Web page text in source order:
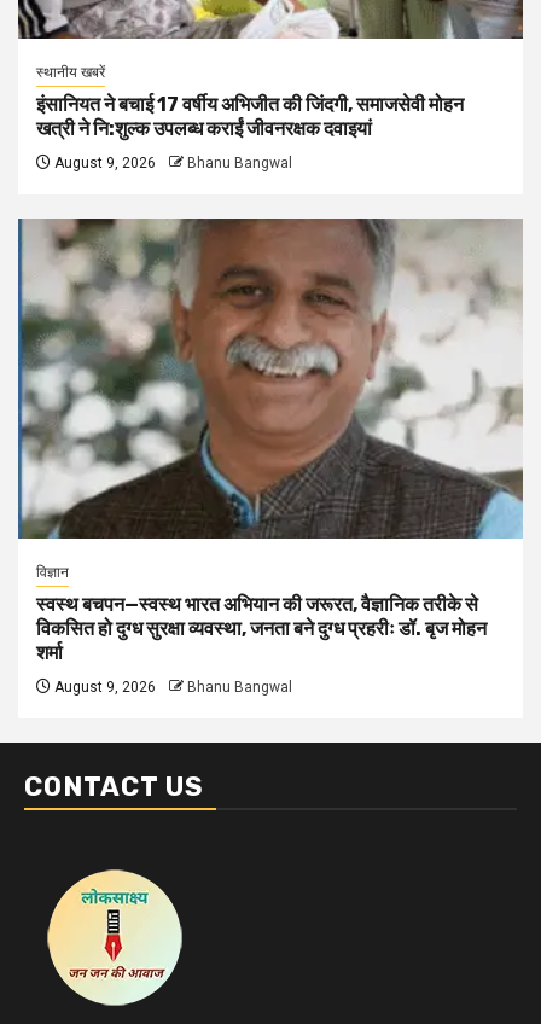
स्थानीय खबरें
इंसानियत ने बचाई 17 वर्षीय अभिजीत की जिंदगी, समाजसेवी मोहन
खत्री ने नि:शुल्क उपलब्ध कराईं जीवनरक्षक दवाइयां
August 9, 2026 Bhanu Bangwal
विज्ञान
स्वस्थ बचपन—स्वस्थ भारत अभियान की जरूरत, वैज्ञानिक तरीके से
विकसित हो दुग्ध सुरक्षा व्यवस्था, जनता बने दुग्ध प्रहरीः डॉ. बृज मोहन
शर्मा
August 9, 2026 Bhanu Bangwal
CONTACT US